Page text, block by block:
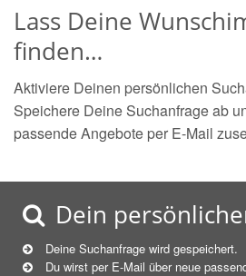
Lass Deine
finden…
Aktiviere Deinen persönlichen
Speichere Deine Suchanfrage ab
passende Angebote per E-Mail
Dein
Deine Suchanfrage wird gespeichert.
Du wirst per E-Mail über neue